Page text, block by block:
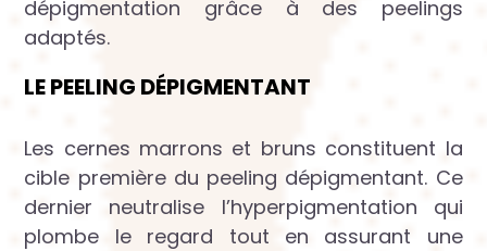
dépigmentation grâce à des peelings
adaptés.
LE PEELING DÉPIGMENTANT
Les cernes marrons et bruns constituent la
cible première du peeling dépigmentant. Ce
dernier neutralise l’hyperpigmentation qui
plombe le regard tout en assurant une